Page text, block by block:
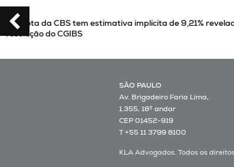
de 9,21% revelada por Nulidade de deliberação e
SÃO PAULO
Av. Brigadeiro Faria Lima,
1.355, 18º andar
CEP 01452-919
T +55 11 3799 8100
KLA Advogados. Todos os